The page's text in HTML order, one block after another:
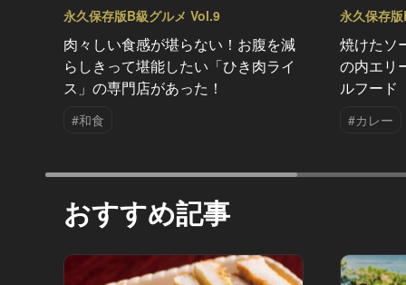
永久保存版B級グルメ Vol.9
肉々しい食感が堪らない！お腹を減
らしきって堪能したい「ひき肉ライ
ス」の専門店があった！
#和食
永久保存
焼けたソ
の内エリ
ルフード
#カレー
おすすめ記事